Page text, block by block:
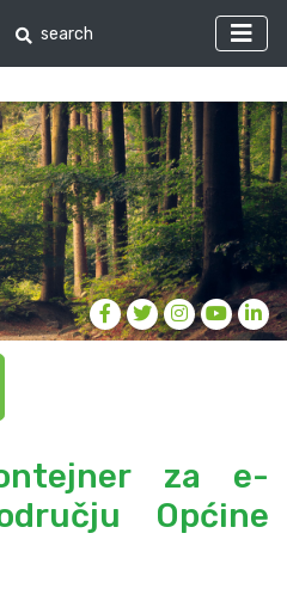
za e-
Općine